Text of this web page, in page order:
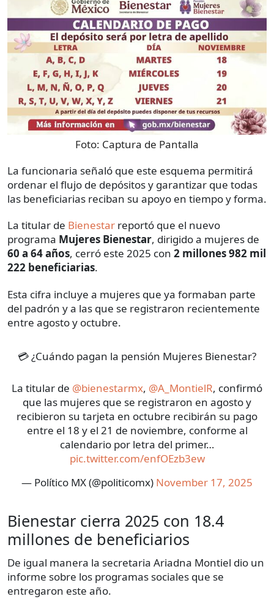
Foto: Captura de Pantalla
La funcionaria señaló que este esquema permitirá
ordenar el flujo de depósitos y garantizar que todas
las beneficiarias reciban su apoyo en tiempo y forma.
La titular de Bienestar reportó que el nuevo
programa Mujeres Bienestar, dirigido a mujeres de
60 a 64 años, cerró este 2025 con 2 millones 982 mil
222 beneficiarias.
Esta cifra incluye a mujeres que ya formaban parte
del padrón y a las que se registraron recientemente
entre agosto y octubre.
💳 ¿Cuándo pagan la pensión Mujeres Bienestar?
La titular de @bienestarmx, @A_MontielR, confirmó
que las mujeres que se registraron en agosto y
recibieron su tarjeta en octubre recibirán su pago
entre el 18 y el 21 de noviembre, conforme al
calendario por letra del primer…
pic.twitter.com/enfOEzb3ew
— Político MX (@politicomx) November 17, 2025
Bienestar cierra 2025 con 18.4
millones de beneficiarios
De igual manera la secretaria Ariadna Montiel dio un
informe sobre los programas sociales que se
entregaron este año.